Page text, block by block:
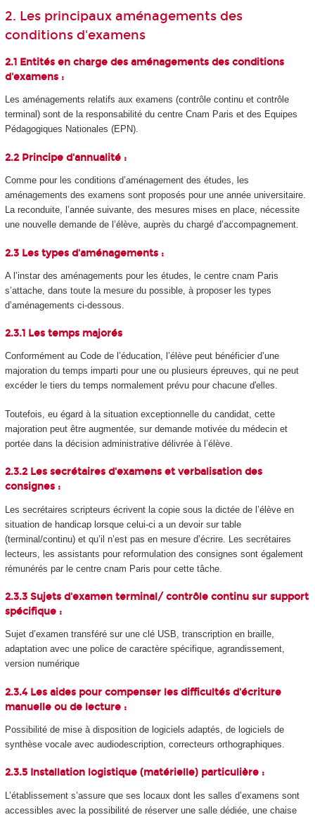
2. Les principaux aménagements des
conditions d'examens
2.1 Entités en charge des aménagements des conditions
d'examens :
Les aménagements relatifs aux examens (contrôle continu et contrôle
terminal) sont de la responsabilité du centre Cnam Paris et des Equipes
Pédagogiques Nationales (EPN).
2.2 Principe d'annualité :
Comme pour les conditions d’aménagement des études, les
aménagements des examens sont proposés pour une année universitaire.
La reconduite, l’année suivante, des mesures mises en place, nécessite
une nouvelle demande de l’élève, auprès du chargé d’accompagnement.
2.3 Les types d'aménagements :
A l’instar des aménagements pour les études, le centre cnam Paris
s’attache, dans toute la mesure du possible, à proposer les types
d’aménagements ci-dessous.
2.3.1 Les temps majorés
Conformément au Code de l’éducation, l’élève peut bénéficier d’une
majoration du temps imparti pour une ou plusieurs épreuves, qui ne peut
excéder le tiers du temps normalement prévu pour chacune d'elles.
Toutefois, eu égard à la situation exceptionnelle du candidat, cette
majoration peut être augmentée, sur demande motivée du médecin et
portée dans la décision administrative délivrée à l’élève.
2.3.2 Les secrétaires d'examens et verbalisation des
consignes :
Les secrétaires scripteurs écrivent la copie sous la dictée de l’élève en
situation de handicap lorsque celui-ci a un devoir sur table
(terminal/continu) et qu’il n’est pas en mesure d’écrire. Les secrétaires
lecteurs, les assistants pour reformulation des consignes sont également
rémunérés par le centre cnam Paris pour cette tâche.
2.3.3 Sujets d'examen terminal/ contrôle continu sur support
spécifique :
Sujet d’examen transféré sur une clé USB, transcription en braille,
adaptation avec une police de caractère spécifique, agrandissement,
version numérique
2.3.4 Les aides pour compenser les difficultés d'écriture
manuelle ou de lecture :
Possibilité de mise à disposition de logiciels adaptés, de logiciels de
synthèse vocale avec audiodescription, correcteurs orthographiques.
2.3.5 Installation logistique (matérielle) particulière :
L’établissement s’assure que ses locaux dont les salles d’examens sont
accessibles avec la possibilité de réserver une salle dédiée, une chaise